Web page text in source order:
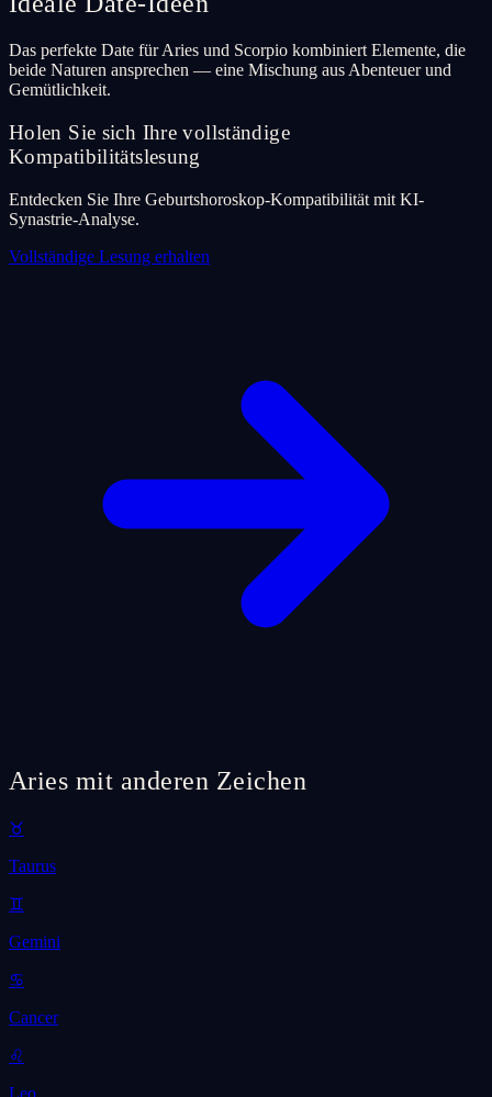
Das perfekte Date für Aries und Scorpio kombiniert Elemente, die
beide Naturen ansprechen — eine Mischung aus Abenteuer und
Gemütlichkeit.
Holen Sie sich Ihre vollständige
Kompatibilitätslesung
Entdecken Sie Ihre Geburtshoroskop-Kompatibilität mit KI-
Synastrie-Analyse.
Vollständige Lesung erhalten
Aries mit anderen Zeichen
♉
Taurus
♊
Gemini
♋
Cancer
♌